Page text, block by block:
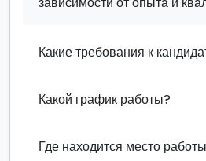
Какие требования к
Какой график работы?
Где находится место